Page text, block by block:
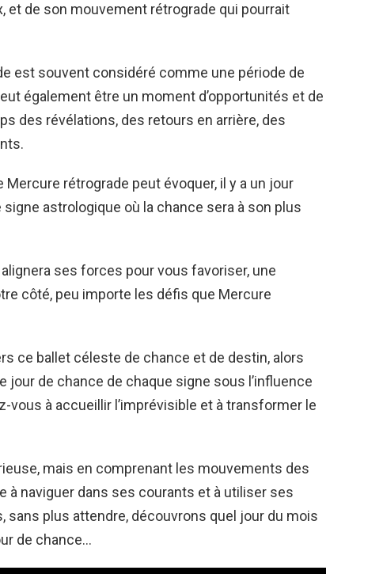
et de son mouvement rétrograde qui pourrait
est souvent considéré comme une période de
également être un moment d’opportunités et de
des révélations, des retours en arrière, des
rétrograde peut évoquer, il y a un jour
astrologique où la chance sera à son plus
ses forces pour vous favoriser, une
côté, peu importe les défis que Mercure
ce ballet céleste de chance et de destin, alors
jour de chance de chaque signe sous l’influence
vous à accueillir l’imprévisible et à transformer le
mais en comprenant les mouvements des
à naviguer dans ses courants et à utiliser ses
sans plus attendre, découvrons quel jour du mois
de chance…